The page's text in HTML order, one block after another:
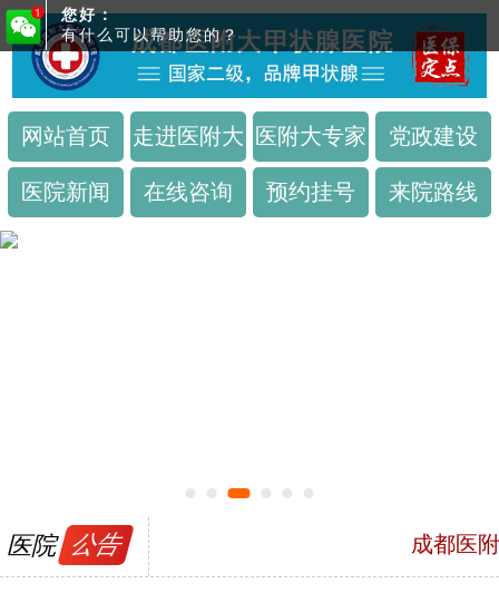
网站首页 走进医附大 医附大专家 党政建设
医院新闻 在线咨询 预约挂号 来院路线
医院 公告
成都医
号，预
您好：
有什么可以帮助您的？